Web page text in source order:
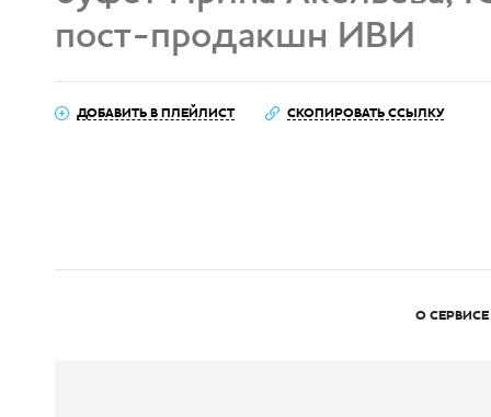
пост-продакшн ИВИ
ДОБАВИТЬ В ПЛЕЙЛИСТ СКОПИРОВАТЬ ССЫЛКУ
О СЕРВИСЕ